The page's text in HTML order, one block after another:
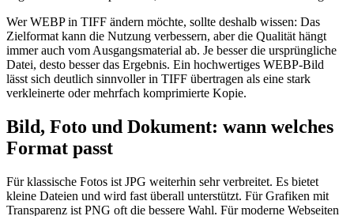
Wer WEBP in TIFF ändern möchte, sollte deshalb wissen: Das
Zielformat kann die Nutzung verbessern, aber die Qualität hängt
immer auch vom Ausgangsmaterial ab. Je besser die ursprüngliche
Datei, desto besser das Ergebnis. Ein hochwertiges WEBP-Bild
lässt sich deutlich sinnvoller in TIFF übertragen als eine stark
verkleinerte oder mehrfach komprimierte Kopie.
Bild, Foto und Dokument: wann welches
Format passt
Für klassische Fotos ist JPG weiterhin sehr verbreitet. Es bietet
kleine Dateien und wird fast überall unterstützt. Für Grafiken mit
Transparenz ist PNG oft die bessere Wahl. Für moderne Webseiten